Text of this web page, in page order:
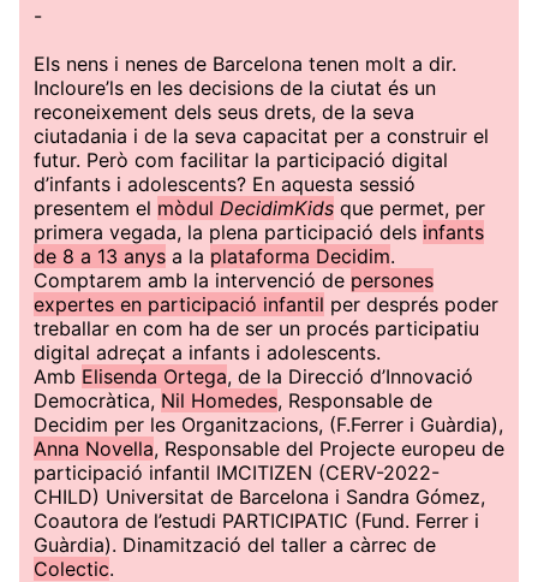
-
Els nens i nenes de Barcelona tenen molt a dir.
Incloure’ls en les decisions de la ciutat és un
reconeixement dels seus drets, de la seva
ciutadania i de la seva capacitat per a construir el
futur. Però com facilitar la participació digital
d’infants i adolescents? En aquesta sessió
presentem el mòdul DecidimKids que permet, per
primera vegada, la plena participació dels infants
de 8 a 13 anys a la plataforma Decidim.
Comptarem amb la intervenció de persones
expertes en participació infantil per després poder
treballar en com ha de ser un procés participatiu
digital adreçat a infants i adolescents.
Amb Elisenda Ortega, de la Direcció d’Innovació
Democràtica, Nil Homedes, Responsable de
Decidim per les Organitzacions, (F.Ferrer i Guàrdia),
Anna Novella, Responsable del Projecte europeu de
participació infantil IMCITIZEN (CERV-2022-
CHILD) Universitat de Barcelona i Sandra Gómez,
Coautora de l’estudi PARTICIPATIC (Fund. Ferrer i
Guàrdia). Dinamització del taller a càrrec de
Colectic.